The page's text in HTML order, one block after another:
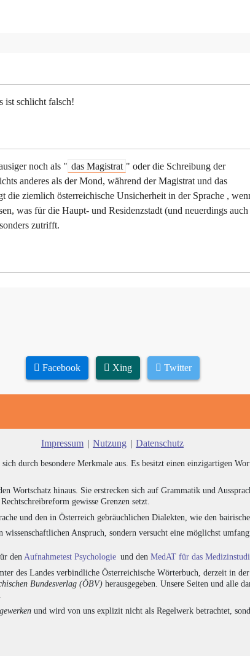
ist schlicht falsch!
noch als " das Magistrat " oder die Schreibung der
anderes als der Mond, während der Magistrat und das
die ziemlich österreichische Unsicherheit in der Sprache ,
was für die Haupt- und Residenzstadt (und neuerdings
zutrifft.
Facebook Xing Twitter
Impressum | Nutzung | Datenschutz
sich durch besondere Merkmale aus. Es besitzt einen einzigartigen
Wortschatz hinaus. Sie erstrecken sich auf Grammatik und
Rechtschreibreform gewisse Grenzen setzt.
und den in Österreich gebräuchlichen Dialekten, wie den
Anspruch, sondern versucht eine möglichst
den Aufnahmetest Psychologie und den MedAT für das
des Landes verbindliche Österreichische Wörterbuch, derzeit in der
Bundesverlag (ÖBV) herausgegeben. Unsere Seiten und alle
und wird von uns explizit nicht als Regelwerk betrachtet,